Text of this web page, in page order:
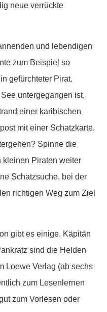
neue verrückte
und lebendigen
zum Beispiel so
gefürchteter Pirat.
untergegangen ist,
einer karibischen
mit einer Schatzkarte.
Spinne die
kleinen Piraten weiter
Schatzsuche, bei der
richtigen Weg zum Ziel
gibt es einige. Käpitän
sind die Helden
Loewe Verlag (ab sechs
zum Lesenlernen
zum Vorlesen oder